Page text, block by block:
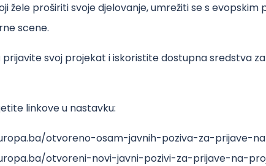
žele proširiti svoje djelovanje, umrežiti se s evopskim
scene.
svoj projekat i iskoristite dostupna sredstva
linkove u nastavku:
otvoreno-osam-javnih-poziva-za-prijave-
otvoreni-novi-javni-pozivi-za-prijave-na-